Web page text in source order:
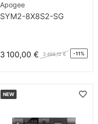
Apogee
SYM2-8X8S2-SG
3 100,00 € 3 466,12 € -11%
NEW